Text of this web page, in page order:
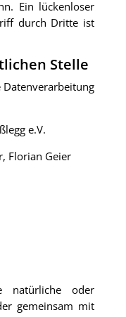
Ein lückenloser
durch Dritte ist
Stelle
e.V.
Florian Geier
natürliche oder
gemeinsam mit